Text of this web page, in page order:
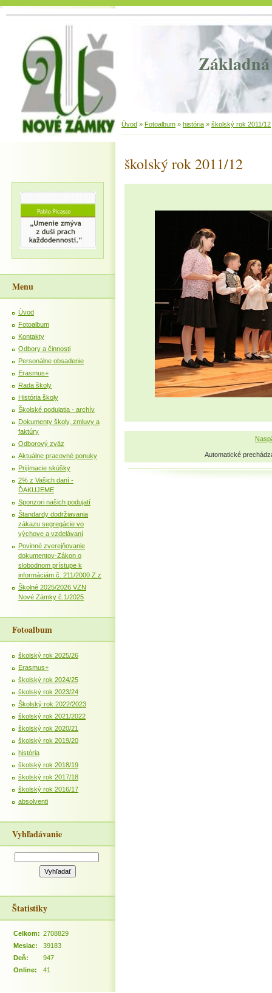
Základná
Úvod » Fotoalbum » história » školský rok 2011/12
školský rok 2011/12
Automatické
Menu
Úvod
Fotoalbum
Kontakty
Odbory a činnosti
Personálne obsadenie
Erasmus+
Rada školy
História školy
Školské podujatia - archív
Dokumenty školy, zmluvy a
faktúry
Odborový zväz
Aktuálne pracovné ponuky
Prijímacie skúšky
2% z Vašich daní -
ĎAKUJEME
Sponzori našich podujatí
Štandardy dodržiavania
zákazu segregácie vo
výchove a vzdelávaní
Povinné zverejňovanie
dokumentov-Zákon o
slobodnom prístupe k
informáciám č. 211/2000 Z.z
Školné 2025/2026 VZN
Nové Zámky č.1/2025
Fotoalbum
školský rok 2025/26
Erasmus+
školský rok 2024/25
školský rok 2023/24
Školský rok 2022/2023
školský rok 2021/2022
školský rok 2020/21
školský rok 2019/20
história
školský rok 2018/19
školský rok 2017/18
školský rok 2016/17
absolventi
Vyhľadávanie
Štatistiky
Online: 41
Celkom: 2708829
Mesiac:
39183
Deň:
947